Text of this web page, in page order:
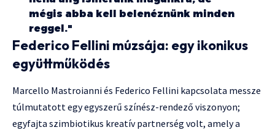
mégis abba kell belenéznünk minden
reggel."
Federico Fellini múzsája: egy ikonikus
együttműködés
Marcello Mastroianni és Federico Fellini kapcsolata messze
túlmutatott egy egyszerű színész-rendező viszonyon;
egyfajta szimbiotikus kreatív partnerség volt, amely a